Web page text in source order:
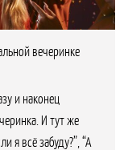
вечеринке
и наконец
И тут же
я всё забуду?”, “А